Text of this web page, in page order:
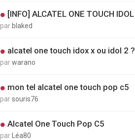
[INFO] ALCATEL ONE TOUCH IDOL
par blaked
alcatel one touch idox x ou idol 2 ?
parwarano
mon tel alcatel one touch pop c5
parsouris76
Alcatel One Touch Pop C5
par Léa80